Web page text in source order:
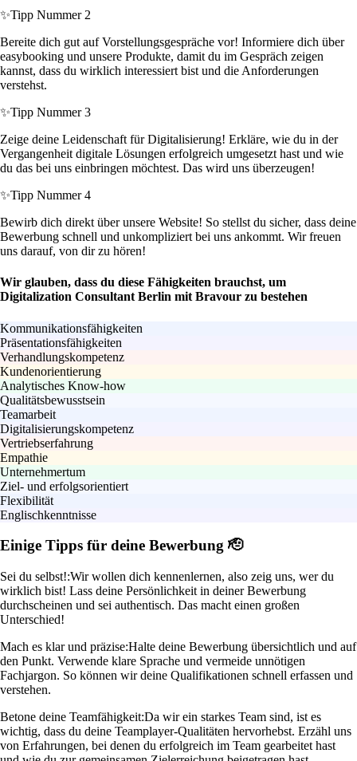
✨Tipp Nummer 2
Bereite dich gut auf Vorstellungsgespräche vor! Informiere dich über
easybooking und unsere Produkte, damit du im Gespräch zeigen
kannst, dass du wirklich interessiert bist und die Anforderungen
verstehst.
✨Tipp Nummer 3
Zeige deine Leidenschaft für Digitalisierung! Erkläre, wie du in der
Vergangenheit digitale Lösungen erfolgreich umgesetzt hast und wie
du das bei uns einbringen möchtest. Das wird uns überzeugen!
✨Tipp Nummer 4
Bewirb dich direkt über unsere Website! So stellst du sicher, dass deine
Bewerbung schnell und unkompliziert bei uns ankommt. Wir freuen
uns darauf, von dir zu hören!
Wir glauben, dass du diese Fähigkeiten brauchst, um
Digitalization Consultant Berlin mit Bravour zu bestehen
Kommunikationsfähigkeiten
Präsentationsfähigkeiten
Verhandlungskompetenz
Kundenorientierung
Analytisches Know-how
Qualitätsbewusstsein
Teamarbeit
Digitalisierungskompetenz
Vertriebserfahrung
Empathie
Unternehmertum
Ziel- und erfolgsorientiert
Flexibilität
Englischkenntnisse
Einige Tipps für deine Bewerbung 🫡
Sei du selbst!:Wir wollen dich kennenlernen, also zeig uns, wer du
wirklich bist! Lass deine Persönlichkeit in deiner Bewerbung
durchscheinen und sei authentisch. Das macht einen großen
Unterschied!
Mach es klar und präzise:Halte deine Bewerbung übersichtlich und auf
den Punkt. Verwende klare Sprache und vermeide unnötigen
Fachjargon. So können wir deine Qualifikationen schnell erfassen und
verstehen.
Betone deine Teamfähigkeit:Da wir ein starkes Team sind, ist es
wichtig, dass du deine Teamplayer-Qualitäten hervorhebst. Erzähl uns
von Erfahrungen, bei denen du erfolgreich im Team gearbeitet hast